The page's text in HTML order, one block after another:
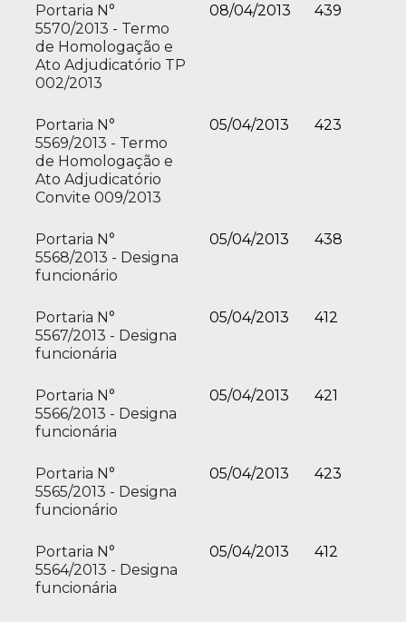
Portaria N°
5570/2013 - Termo
de Homologação e
Ato Adjudicatório TP
002/2013
08/04/2013 439
Portaria N°
5569/2013 - Termo
de Homologação e
Ato Adjudicatório
Convite 009/2013
05/04/2013 423
Portaria N°
5568/2013 - Designa
funcionário
05/04/2013 438
Portaria N°
5567/2013 - Designa
funcionária
05/04/2013 412
Portaria N°
5566/2013 - Designa
funcionária
05/04/2013 421
Portaria N°
5565/2013 - Designa
funcionário
05/04/2013 423
Portaria N°
5564/2013 - Designa
funcionária
05/04/2013 412